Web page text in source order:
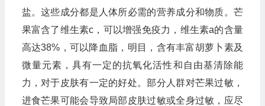
盐。这些成分都是人体所必需的营养成分和物质。芒
果富含了维生素c，可以增强免疫力，维生素a的含量
高达38%，可以降血脂，明目，含有丰富胡萝卜素及
微量元素，具有一定的抗氧化活性和自由基清除能
力，对于皮肤有一定的好处。部分人群对芒果过敏，
进食芒果可能会导致局部皮肤过敏或全身过敏，应尽